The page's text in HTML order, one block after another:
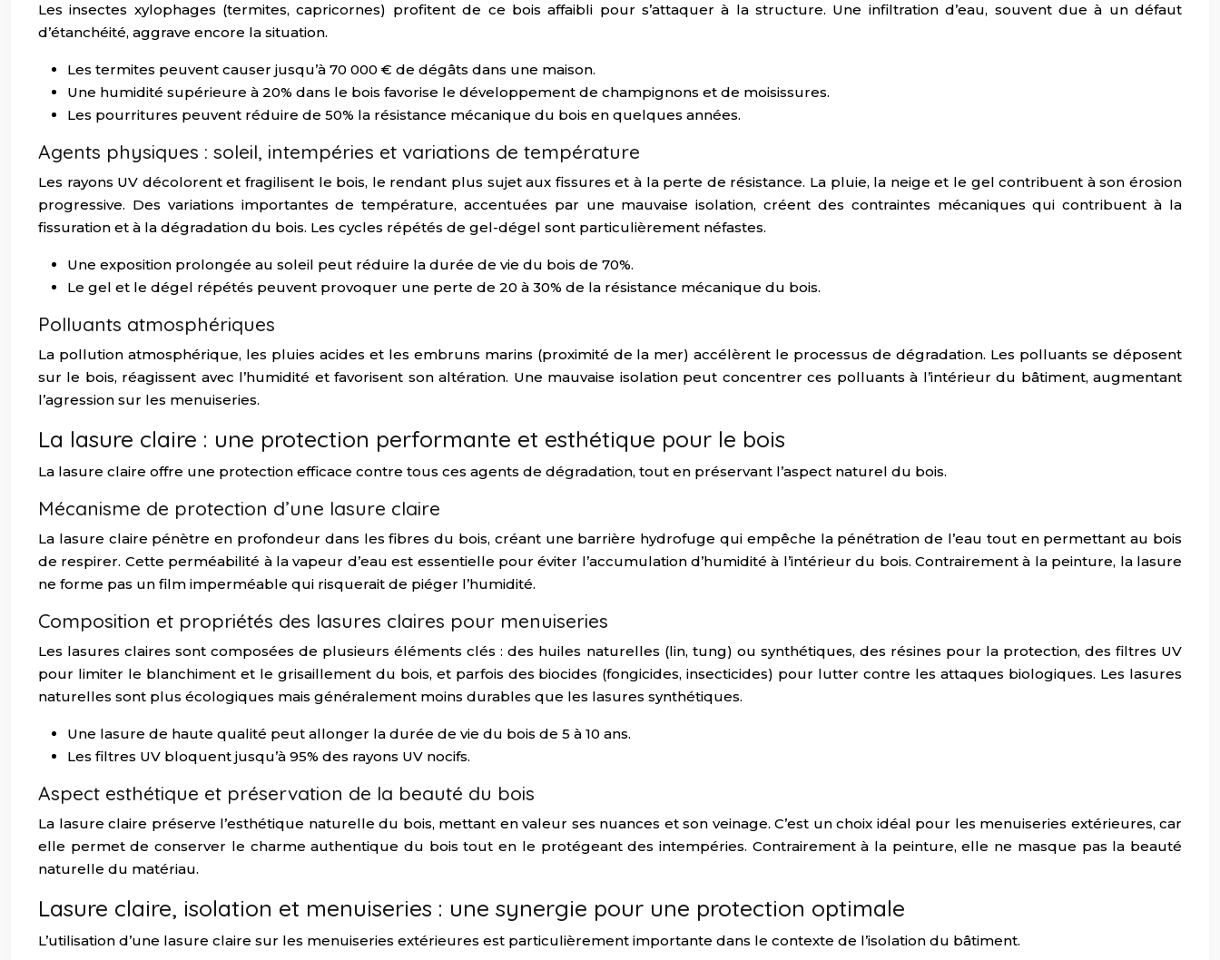
Les insectes xylophages (termites, capricornes) profitent de ce bois affaibli pour s’attaquer à la structure. Une infiltration d’eau, souvent due à un défaut
d’étanchéité, aggrave encore la situation.
Les termites peuvent causer jusqu’à 70 000 € de dégâts dans une maison.
Une humidité supérieure à 20% dans le bois favorise le développement de champignons et de moisissures.
Les pourritures peuvent réduire de 50% la résistance mécanique du bois en quelques années.
Agents physiques : soleil, intempéries et variations de température
Les rayons UV décolorent et fragilisent le bois, le rendant plus sujet aux fissures et à la perte de résistance. La pluie, la neige et le gel contribuent à son érosion
progressive. Des variations importantes de température, accentuées par une mauvaise isolation, créent des contraintes mécaniques qui contribuent à la
fissuration et à la dégradation du bois. Les cycles répétés de gel-dégel sont particulièrement néfastes.
Une exposition prolongée au soleil peut réduire la durée de vie du bois de 70%.
Le gel et le dégel répétés peuvent provoquer une perte de 20 à 30% de la résistance mécanique du bois.
Polluants atmosphériques
La pollution atmosphérique, les pluies acides et les embruns marins (proximité de la mer) accélèrent le processus de dégradation. Les polluants se déposent
sur le bois, réagissent avec l’humidité et favorisent son altération. Une mauvaise isolation peut concentrer ces polluants à l’intérieur du bâtiment, augmentant
l’agression sur les menuiseries.
La lasure claire : une protection performante et esthétique pour le bois
La lasure claire offre une protection efficace contre tous ces agents de dégradation, tout en préservant l’aspect naturel du bois.
Mécanisme de protection d’une lasure claire
La lasure claire pénètre en profondeur dans les fibres du bois, créant une barrière hydrofuge qui empêche la pénétration de l’eau tout en permettant au bois
de respirer. Cette perméabilité à la vapeur d’eau est essentielle pour éviter l’accumulation d’humidité à l’intérieur du bois. Contrairement à la peinture, la lasure
ne forme pas un film imperméable qui risquerait de piéger l’humidité.
Composition et propriétés des lasures claires pour menuiseries
Les lasures claires sont composées de plusieurs éléments clés : des huiles naturelles (lin, tung) ou synthétiques, des résines pour la protection, des filtres UV
pour limiter le blanchiment et le grisaillement du bois, et parfois des biocides (fongicides, insecticides) pour lutter contre les attaques biologiques. Les lasures
naturelles sont plus écologiques mais généralement moins durables que les lasures synthétiques.
Une lasure de haute qualité peut allonger la durée de vie du bois de 5 à 10 ans.
Les filtres UV bloquent jusqu’à 95% des rayons UV nocifs.
Aspect esthétique et préservation de la beauté du bois
La lasure claire préserve l’esthétique naturelle du bois, mettant en valeur ses nuances et son veinage. C’est un choix idéal pour les menuiseries extérieures, car
elle permet de conserver le charme authentique du bois tout en le protégeant des intempéries. Contrairement à la peinture, elle ne masque pas la beauté
naturelle du matériau.
Lasure claire, isolation et menuiseries : une synergie pour une protection optimale
L’utilisation d’une lasure claire sur les menuiseries extérieures est particulièrement importante dans le contexte de l’isolation du bâtiment.